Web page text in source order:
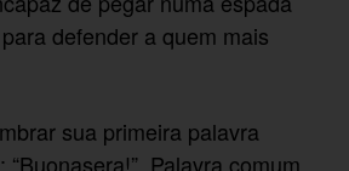
defender a quem mais
sua primeira palavra
Palavra comum,